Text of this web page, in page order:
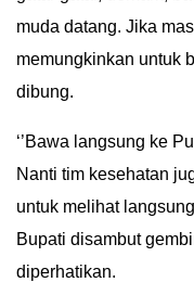
muda datang. Jika
memungkinkan untuk
dibung.
‘’Bawa langsung ke
Nanti tim kesehatan
untuk melihat
Bupati disambut
diperhatikan.